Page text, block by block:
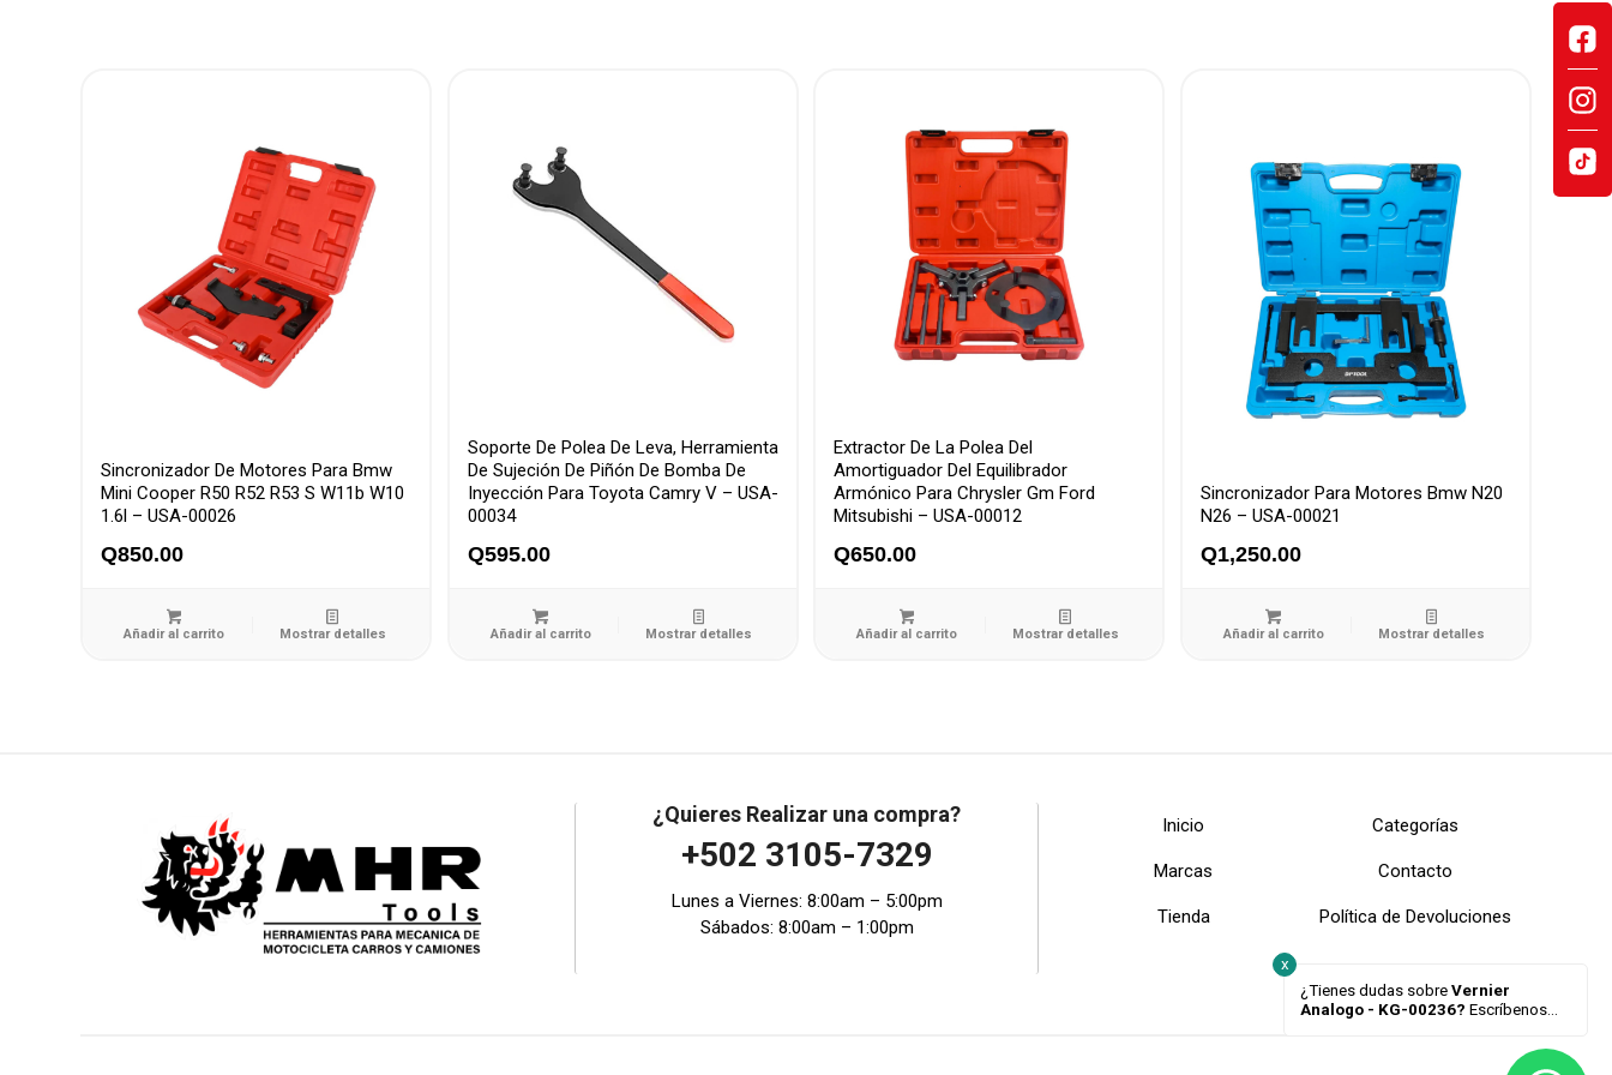
Sincronizador De Motores Para Bmw
Mini Cooper R50 R52 R53 S W11b W10
1.6l – USA-00026
Q850.00
Añadir al carrito Mostrar detalles
Soporte De Polea De Leva, Herramienta
De Sujeción De Piñón De Bomba De
Inyección Para Toyota Camry V – USA-
00034
Q595.00
Añadir al carrito Mostrar detalles
Extractor De La Polea Del
Amortiguador Del Equilibrador
Armónico Para Chrysler Gm Ford
Mitsubishi – USA-00012
Q650.00
Añadir al carrito Mostrar detalles
Sincronizador Para Motores Bmw N20
N26 – USA-00021
Q1,250.00
Añadir al carrito Mostrar detalles
¿Quieres Realizar una compra?
+502 3105-7329
Lunes a Viernes: 8:00am – 5:00pm
Sábados: 8:00am – 1:00pm
Inicio Categorías
Marcas Contacto
Tienda Política de Devoluciones
x
¿Tienes dudas sobreVernier
Analogo - KG-00236? Escríbenos...